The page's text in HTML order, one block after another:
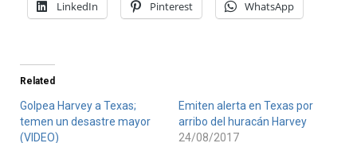
LinkedIn Pinterest WhatsApp
Related
Golpea Harvey a Texas;
temen un desastre mayor
(VIDEO)
Emiten alerta en Texas por
arribo del huracán Harvey
24/08/2017